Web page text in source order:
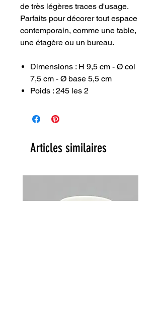
de très légères traces d'usage.
Parfaits pour décorer tout espace
contemporain, comme une table,
une étagère ou un bureau.
Dimensions : H 9,5 cm - Ø col
7,5 cm - Ø base 5,5 cm
Poids : 245 les 2
Articles similaires